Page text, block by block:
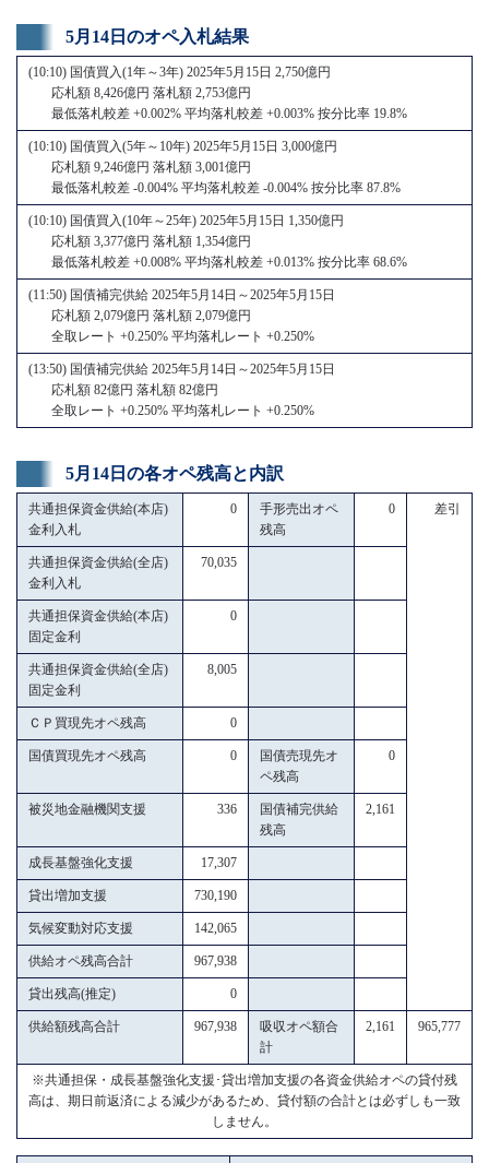
5月14日のオペ入札結果
(10:10) 国債買入(1年～3年) 2025年5月15日 2,750億円
応札額 8,426億円 落札額 2,753億円
最低落札較差 +0.002% 平均落札較差 +0.003% 按分比率 19.8%
(10:10) 国債買入(5年～10年) 2025年5月15日 3,000億円
応札額 9,246億円 落札額 3,001億円
最低落札較差 -0.004% 平均落札較差 -0.004% 按分比率 87.8%
(10:10) 国債買入(10年～25年) 2025年5月15日 1,350億円
応札額 3,377億円 落札額 1,354億円
最低落札較差 +0.008% 平均落札較差 +0.013% 按分比率 68.6%
(11:50) 国債補完供給 2025年5月14日～2025年5月15日
応札額 2,079億円 落札額 2,079億円
全取レート +0.250% 平均落札レート +0.250%
(13:50) 国債補完供給 2025年5月14日～2025年5月15日
応札額 82億円 落札額 82億円
全取レート +0.250% 平均落札レート +0.250%
5月14日の各オペ残高と内訳
共通担保資金供給(本店)
金利入札
0
手形売出オペ
残高
0 差引
共通担保資金供給(全店)
金利入札
70,035
共通担保資金供給(本店)
固定金利
0
共通担保資金供給(全店)
固定金利
8,005
ＣＰ買現先オペ残高 0
国債買現先オペ残高 0
国債売現先オ
ペ残高
0
被災地金融機関支援 336
国債補完供給
残高
2,161
成長基盤強化支援 17,307
貸出増加支援 730,190
気候変動対応支援 142,065
供給オペ残高合計 967,938
貸出残高(推定) 0
供給額残高合計 967,938
吸収オペ額合
計
2,161 965,777
※共通担保・成長基盤強化支援･貸出増加支援の各資金供給オペの貸付残
高は、期日前返済による減少があるため、貸付額の合計とは必ずしも一致
しません。